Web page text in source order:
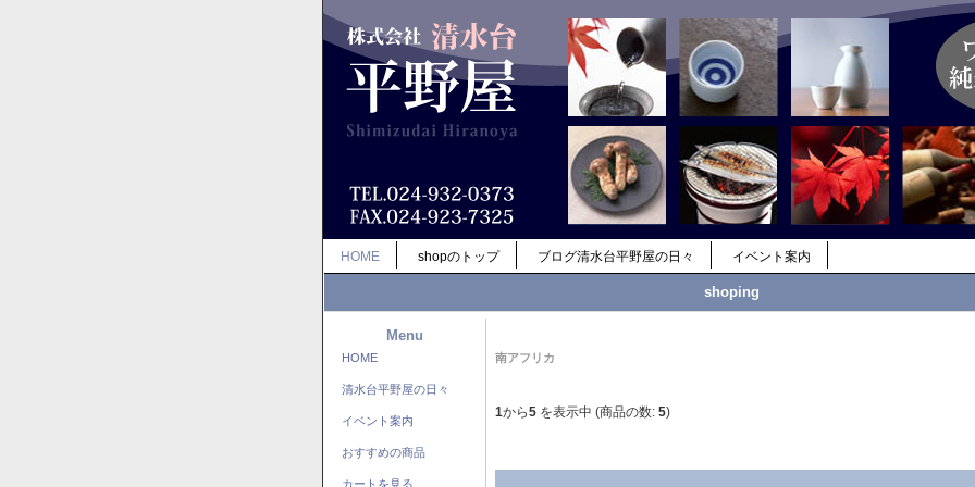
HOME shopのトップ ブログ清水台平野屋の日々 イベント案内
shoping
Menu
HOME
清水台平野屋の日々
イベント案内
おすすめの商品
カートを見る
南アフリカ
1から5 を表示中 (商品の数: 5)